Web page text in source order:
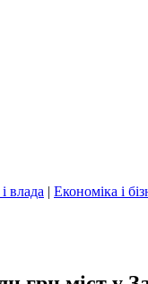
влада | Економіка і